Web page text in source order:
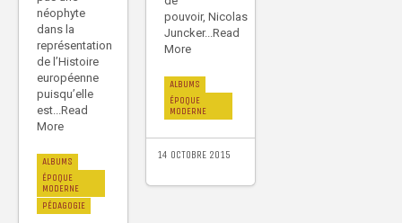
néophyte
dans la
représentation
de l’Histoire
européenne
puisqu’elle
est...Read
More
ALBUMS
ÉPOQUE
MODERNE
PÉDAGOGIE
pouvoir, Nicolas
Juncker...Read
More
ALBUMS
ÉPOQUE
MODERNE
14 OCTOBRE 2015